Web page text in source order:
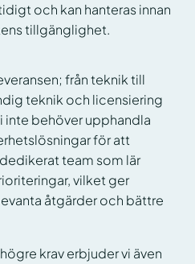
och kan hanteras innan
tillgänglighet.
från teknik till
teknik och licensiering
inte behöver upphandla
för att
team som lär
vilket ger
åtgärder och bättre
krav erbjuder vi även